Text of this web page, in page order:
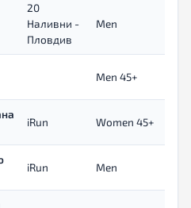
20
Наливни -
Пловдив
Men
Men 45+
iRun Women 45+
iRun Men